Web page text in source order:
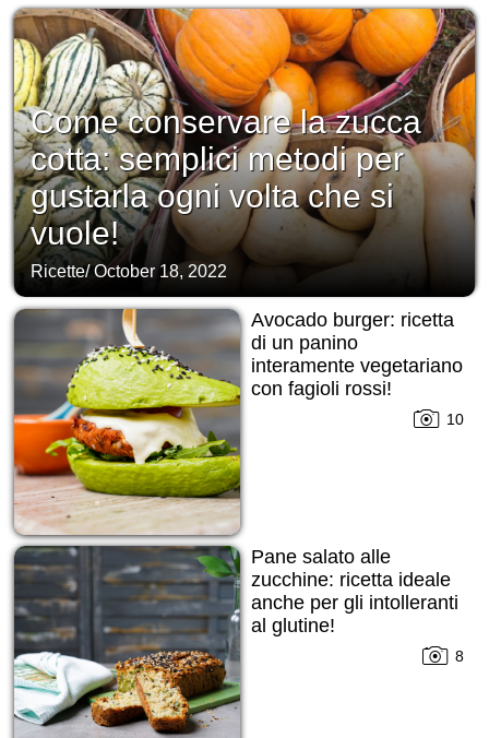
Come conservare la zucca
cotta: semplici metodi per
gustarla ogni volta che si
vuole!
Ricette/October 18, 2022
Avocado burger: ricetta
di un panino
interamente vegetariano
con fagioli rossi!
10
Pane salato alle
zucchine: ricetta ideale
anche per gli intolleranti
al glutine!
8